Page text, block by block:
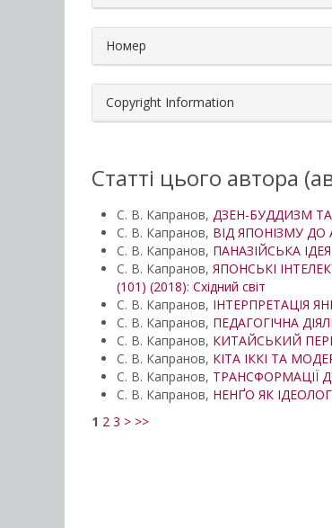
Номер
Copyright Information
Статті цього автора
С. В. Капранов, ДЗЕН-БУДДИЗМ ТА
С. В. Капранов, ВІД ЯПОНІЗМУ ДО
С. В. Капранов, ПАНАЗІЙСЬКА
С. В. Капранов, ЯПОНСЬКІ
(101) (2018): Східний світ
С. В. Капранов, ІНТЕРПРЕТАЦІЯ
С. В. Капранов, ПЕДАГОГІЧНА
С. В. Капранов, КИТАЙСЬКИЙ
С. В. Капранов, КІТА ІККІ ТА
С. В. Капранов, ТРАНСФОРМАЦІЇ
С. В. Капранов, НЕНҐО ЯК
1 2 3 > >>